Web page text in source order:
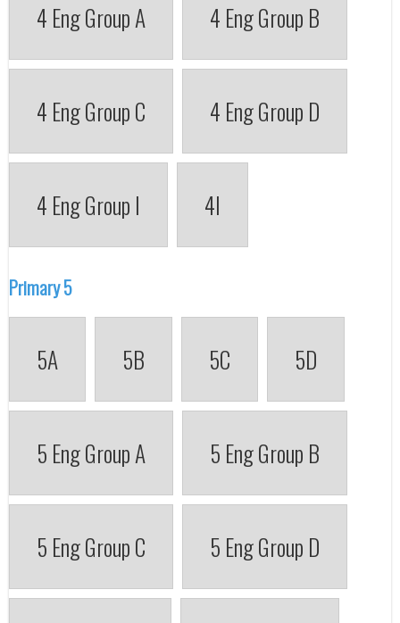
4 Eng Group A 4 Eng Group B
4 Eng Group C 4 Eng Group D
4 Eng Group I 4I
Primary 5
5A 5B 5C 5D
5 Eng Group A 5 Eng Group B
5 Eng Group C 5 Eng Group D